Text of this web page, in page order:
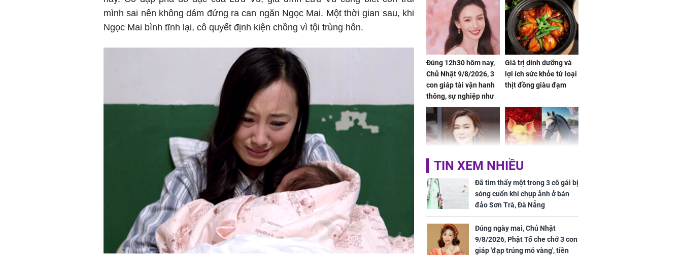
mình sai nên không dám đứng ra can ngăn Ngọc Mai. Một thời gian sau, khi
Ngọc Mai bình tĩnh lại, cô quyết định kiện chồng vì tội trùng hôn.
Đúng 12h30 hôm nay,
Chủ Nhật 9/8/2026, 3
con giáp tài vận hanh
thông, sự nghiệp như
'cá chép hóa Rồng', vét
cạn lộc lá trong thiên
hạ
Giá trị dinh dưỡng và
lợi ích sức khỏe từ loại
thịt đồng giàu đạm
'Đệ nhất mỹ nhân Hồng
Kông' Quan Chi Lâm
phản hồi tin yêu trai
trẻ kém 36 tuổi
Tử vi tuần mới (từ 10
đến 16/8/2026), 3 con
giáp mưa thuận gió
hòa, tiền về như nước,
bạc vàng dư dả, Phú
Quý Vinh Hoa, vận
trình khai sáng
TIN XEM NHIỀU
Đã tìm thấy một trong 3 cô gái bị
sóng cuốn khi chụp ảnh ở bán
đảo Sơn Trà, Đà Nẵng
Đúng ngày mai, Chủ Nhật
9/8/2026, Phật Tổ che chở 3 con
giáp 'đạp trúng mỏ vàng', tiền